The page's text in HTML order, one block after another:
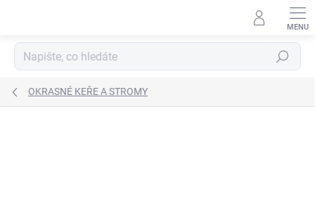
Hledat
OKRASNÉ KEŘE A STROMY